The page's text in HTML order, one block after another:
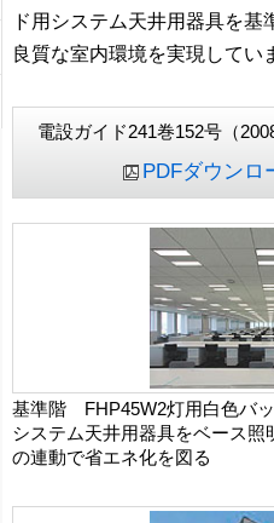
ド用システム天井用器具を
良質な室内環境を実現してい
電設ガイド241巻152号（
PDFダウンロ
基準階 FHP45W2灯用白色バ
システム天井用器具をベース照
の連動で省エネ化を図る